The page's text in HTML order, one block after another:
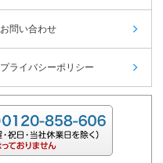
お問い合わせ
プライバシーポリシー